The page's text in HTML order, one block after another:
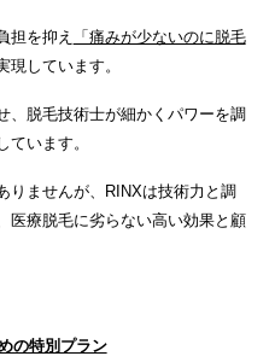
担を抑え
「痛みが少ないのに脱毛
現しています。
、脱毛技術士が細かくパワーを調
ています。
りませんが、RINXは技術力と調
医療脱毛に劣らない高い効果と顧
の特別プラン